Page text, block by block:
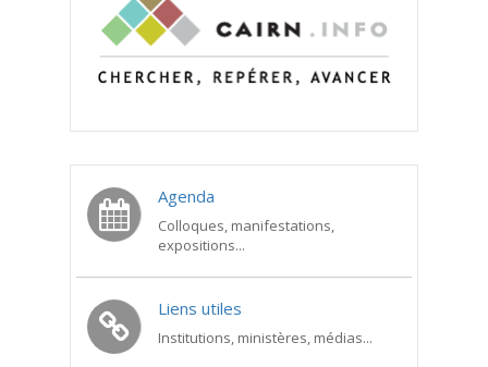
Agenda
Colloques, manifestations,
expositions...
Liens utiles
Institutions, ministères, médias...